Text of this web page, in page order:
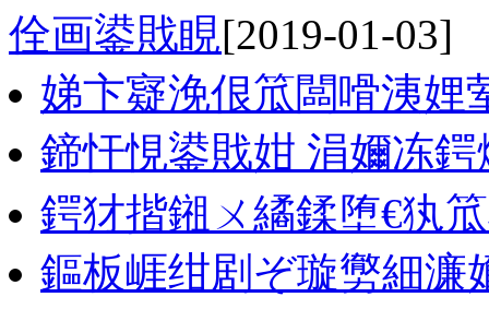
佺画鍙戝睍[2019-01-03]
娣卞寲浼佷笟闆嗗洟娌
鍗忓悓鍙戝姏 涓嬭冻鍔
鍔犲揩鎺ㄨ繘鍒堕€犱
鏂板崕绀剧ぞ璇勶細濂